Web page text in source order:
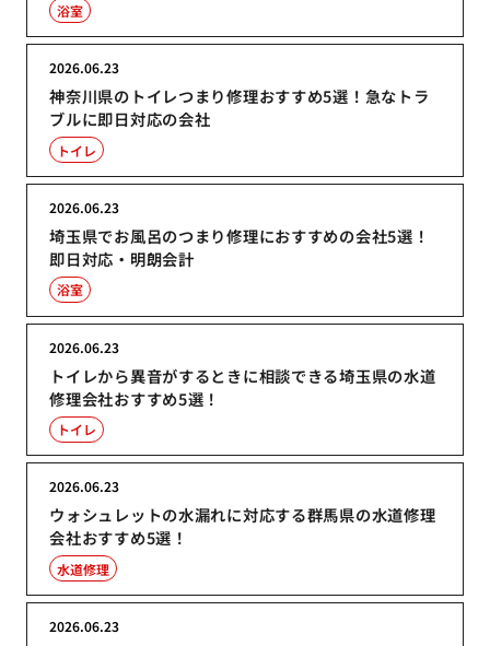
浴室
神奈川県のトイレつまり修理おすすめ5選！急なトラ
ブルに即日対応の会社
2026.06.23
トイレ
埼玉県でお風呂のつまり修理におすすめの会社5選！
即日対応・明朗会計
2026.06.23
浴室
トイレから異音がするときに相談できる埼玉県の水道
修理会社おすすめ5選！
2026.06.23
トイレ
ウォシュレットの水漏れに対応する群馬県の水道修理
会社おすすめ5選！
2026.06.23
水道修理
2026.06.23